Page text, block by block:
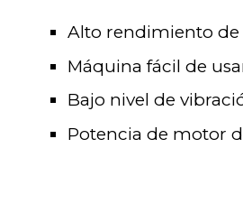
Alto rendimiento
Máquina fácil de
Bajo nivel de
Potencia de motor